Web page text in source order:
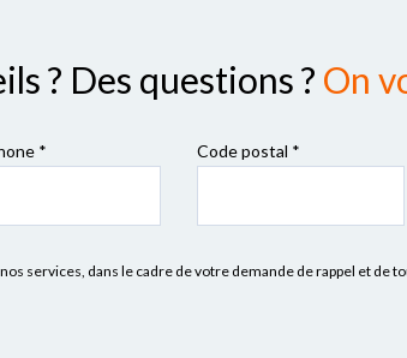
? Des questions ? On
* Code postal *
services, dans le cadre de votre demande de rappel et de